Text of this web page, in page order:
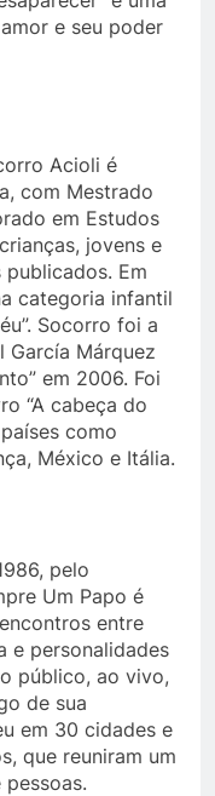
e seu poder
Acioli é
com Mestrado
em Estudos
jovens e
Em
categoria infantil
Socorro foi a
García Márquez
em 2006. Foi
“A cabeça do
como
México e Itália.
pelo
Um Papo é
entre
e personalidades
público, ao vivo,
de sua
em 30 cidades e
que reuniram um